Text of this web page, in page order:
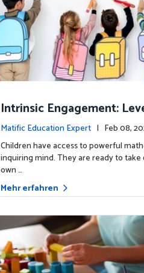
Intrinsic Engagement:
s mathematical potential
ind
Matific Education Expert | Feb 08,
rship
Children have access to powerful
inquiring mind. They are ready to
own …
Mehr erfahren